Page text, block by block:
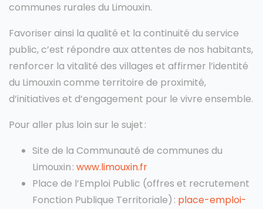
communes rurales du Limouxin.
Favoriser ainsi la qualité et la continuité du service
public, c’est répondre aux attentes de nos habitants,
renforcer la vitalité des villages et affirmer l’identité
du Limouxin comme territoire de proximité,
d’initiatives et d’engagement pour le vivre ensemble.
Pour aller plus loin sur le sujet :
Site de la Communauté de communes du
Limouxin : www.limouxin.fr
Place de l’Emploi Public (offres et recrutement
Fonction Publique Territoriale) : place-emploi-